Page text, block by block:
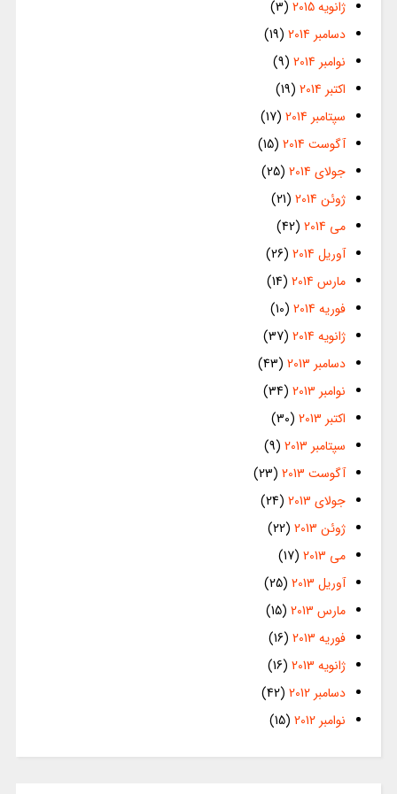
ژانویه 2015
(3)
دسامبر 2014
(19)
نوامبر 2014
(9)
اکتبر 2014
(19)
سپتامبر 2014
(17)
آگوست 2014
(15)
جولای 2014
(25)
ژوئن 2014
(21)
می 2014
(42)
آوریل 2014
(26)
مارس 2014
(14)
فوریه 2014
(10)
ژانویه 2014
(37)
دسامبر 2013
(43)
نوامبر 2013
(34)
اکتبر 2013
(30)
سپتامبر 2013
(9)
آگوست 2013
(23)
جولای 2013
(24)
ژوئن 2013
(22)
می 2013
(17)
آوریل 2013
(25)
مارس 2013
(15)
فوریه 2013
(16)
ژانویه 2013
(16)
دسامبر 2012
(42)
نوامبر 2012
(15)